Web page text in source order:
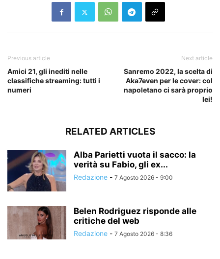
Previous article
Amici 21, gli inediti nelle
classifiche streaming: tutti i
numeri
Next article
Sanremo 2022, la scelta di
Aka7even per le cover: col
napoletano ci sarà proprio
lei!
RELATED ARTICLES
Alba Parietti vuota il sacco: la
verità su Fabio, gli ex...
Redazione - 7 Agosto 2026 - 9:00
Belen Rodriguez risponde alle
critiche del web
Redazione - 7 Agosto 2026 - 8:36